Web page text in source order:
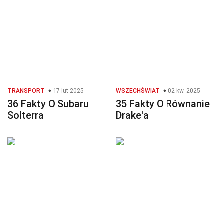
TRANSPORT 17 lut 2025
36 Fakty O Subaru
Solterra
WSZECHŚWIAT 02 kw. 2025
35 Fakty O Równanie
Drake'a